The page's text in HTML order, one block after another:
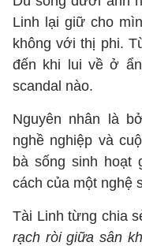
Linh lại giữ cho
không với thị phi.
đến khi lui về ở
scandal nào.
Nguyên nhân là
nghề nghiệp và
bà sống sinh hoạt
cách của một nghệ
Tài Linh từng chia
rạch ròi giữa sân